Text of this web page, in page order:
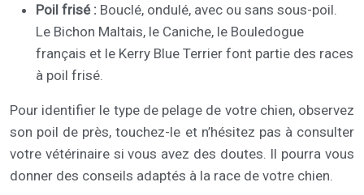
Poil frisé : Bouclé, ondulé, avec ou sans sous-poil.
Le Bichon Maltais, le Caniche, le Bouledogue
français et le Kerry Blue Terrier font partie des races
à poil frisé.
Pour identifier le type de pelage de votre chien, observez
son poil de près, touchez-le et n’hésitez pas à consulter
votre vétérinaire si vous avez des doutes. Il pourra vous
donner des conseils adaptés à la race de votre chien.